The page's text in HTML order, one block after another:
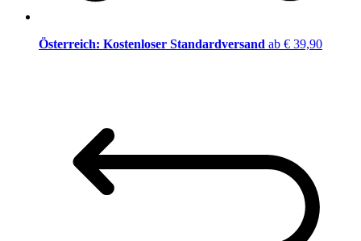
Österreich: Kostenloser Standardversand ab € 39,90